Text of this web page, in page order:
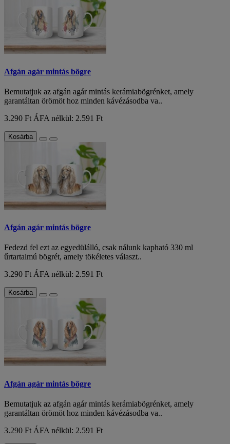
Afgán agár mintás bögre
Bemutatjuk az afgán agár mintás kerámiabögrénket, amely
garantáltan örömöt hoz minden kávézásodba va..
3.290 Ft ÁFA nélkül: 2.591 Ft
Kosárba
Afgán agár mintás bögre
Fedezd fel ezt az egyedülálló, csak nálunk kapható 330 ml
űrtartalmú bögrét, amely tökéletes választ..
3.290 Ft ÁFA nélkül: 2.591 Ft
Kosárba
Afgán agár mintás bögre
Bemutatjuk az afgán agár mintás kerámiabögrénket, amely
garantáltan örömöt hoz minden kávézásodba va..
3.290 Ft ÁFA nélkül: 2.591 Ft